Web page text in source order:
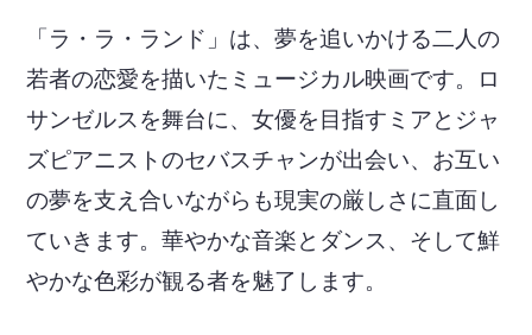
「ラ・ラ・ランド」は、夢を追いかける二人の
若者の恋愛を描いたミュージカル映画です。ロ
サンゼルスを舞台に、女優を目指すミアとジャ
ズピアニストのセバスチャンが出会い、お互い
の夢を支え合いながらも現実の厳しさに直面し
ていきます。華やかな音楽とダンス、そして鮮
やかな色彩が観る者を魅了します。